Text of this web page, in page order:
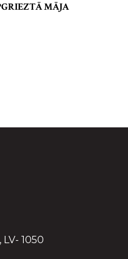
MĀJA
LV- 1050